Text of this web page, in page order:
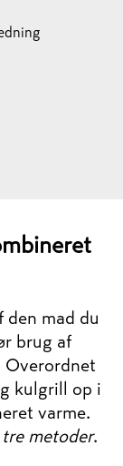
den mad du
brug af
Overordnet
kulgrill op i
varme.
metoder.